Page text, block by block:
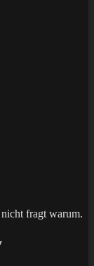
fragt warum.